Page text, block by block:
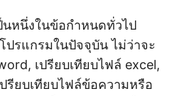
นหนึ่งในข้อกำหนดทั่วไป
ปรแกรมในปัจจุบัน ไม่ว่าจะ
เปรียบเทียบไฟล์ excel,
รียบเทียบไฟล์ข้อความหรือ